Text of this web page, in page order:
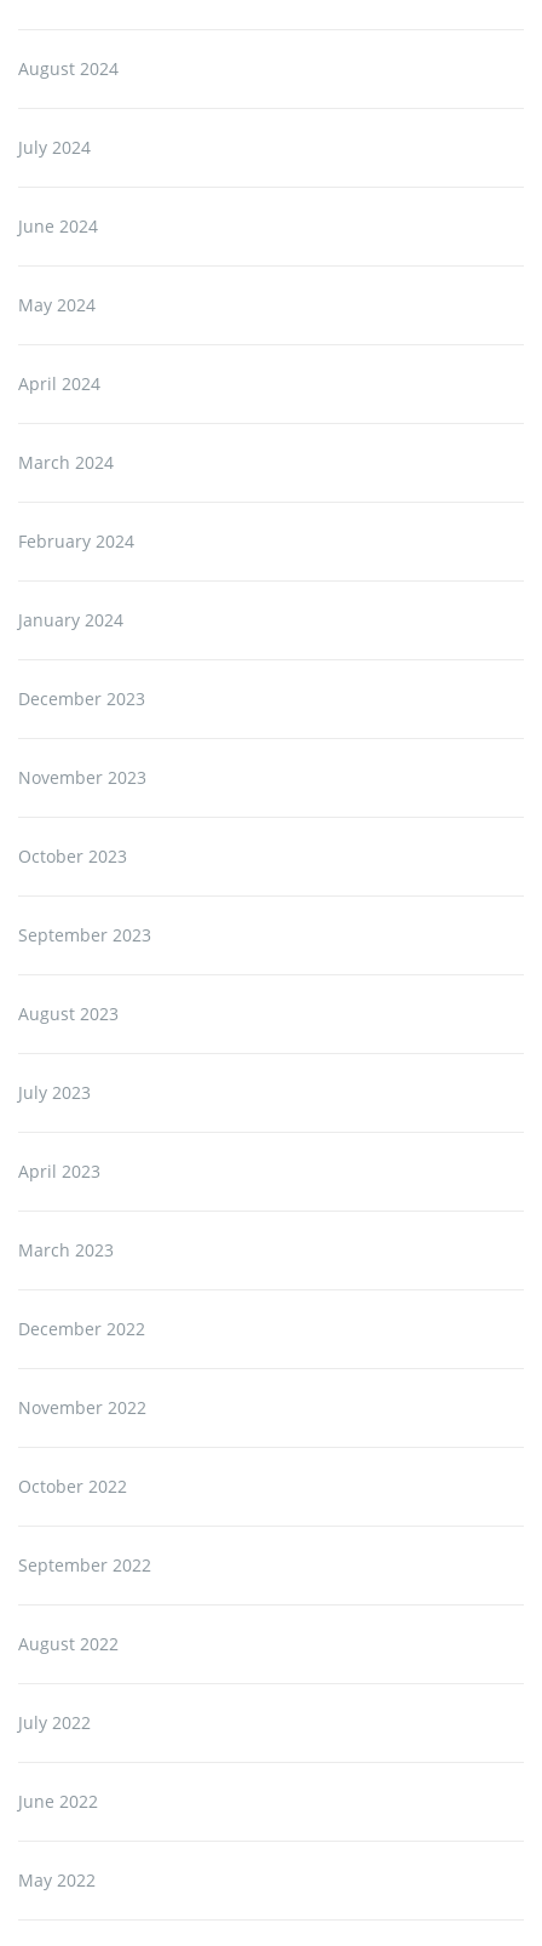
August 2024
July 2024
June 2024
May 2024
April 2024
March 2024
February 2024
January 2024
December 2023
November 2023
October 2023
September 2023
August 2023
July 2023
April 2023
March 2023
December 2022
November 2022
October 2022
September 2022
August 2022
July 2022
June 2022
May 2022